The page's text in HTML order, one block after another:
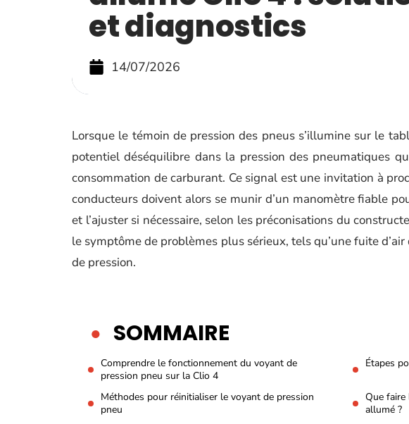
et diagnostics
14/07/2026
Lorsque le témoin de pression des pneus s’illumine sur le
potentiel déséquilibre dans la pression des pneumatiques
consommation de carburant. Ce signal est une invitation à
conducteurs doivent alors se munir d’un manomètre fiable
et l’ajuster si nécessaire, selon les préconisations du
le symptôme de problèmes plus sérieux, tels qu’une fuite
de pression.
SOMMAIRE
Comprendre le fonctionnement du voyant de
pression pneu sur la Clio 4
Étapes
Méthodes pour réinitialiser le voyant de pression
pneu
Que
allumé ?